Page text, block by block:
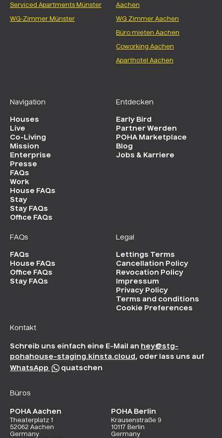
Serviced Apartments Münster
WG-Zimmer Münster
Aachen
WG Zimmer Aachen
Büro mieten Aachen
Coworking Aachen
Aparthotel Aachen
Navigation
Houses
Live
Co-Living
Mission
Enterprise
Presse
FAQs
Work
House FAQs
Stay
Stay FAQs
Office FAQs
Entdecken
Early Bird
Partner Werden
POHA Marketplace
Blog
Jobs & Karriere
FAQs
FAQs
House FAQs
Office FAQs
Stay FAQs
Legal
Lettings Terms
Cancellation Policy
Revocation Policy
Impressum
Privacy Policy
Terms and conditions
Cookie Preferences
Kontakt
Schreib uns einfach eine E-Mail an hey@stg-
pohahouse-staging.kinsta.cloud , oder lass uns auf
WhatsApp
quatschen
Büros
POHA Aachen
Theaterplatz 1
52062 Aachen
Germany
POHA Berlin
Krausenstraße 9
10117 Berlin
Germany